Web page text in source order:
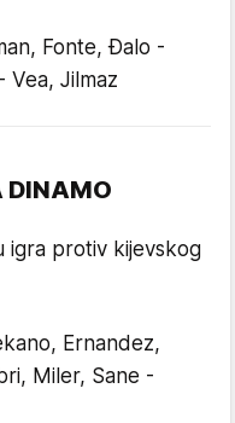
Fonte, Đalo -
Vea, Jilmaz
DINAMO
igra protiv kijevskog
Ernandez,
Miler, Sane -